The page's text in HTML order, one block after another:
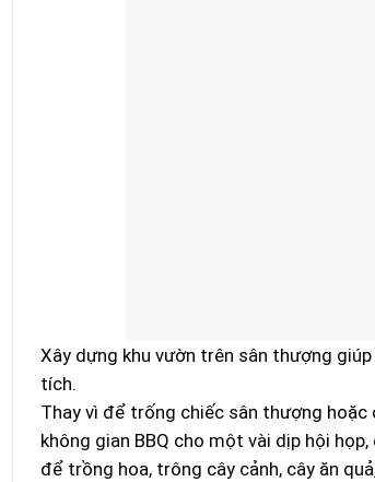
Xây dựng khu vườn trên sân thượng
tích.
Thay vì để trống chiếc sân thượng
không gian BBQ cho một vài dịp hội
để trồng hoa, trông cây cảnh, cây ăn